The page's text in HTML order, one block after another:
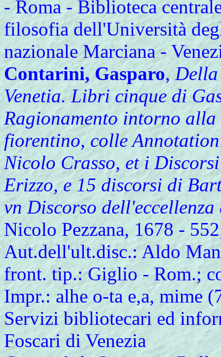
- Roma - Biblioteca
filosofia dell'Università
nazionale Marciana -
Contarini, Gasparo,
Venetia. Libri cinque di
Ragionamento intorno
fiorentino, colle
Nicolo Crasso, et i
Erizzo, e 15 discorsi di
vn Discorso
Nicolo Pezzana, 1678 -
Aut.dell'ult.disc.: Aldo
front. tip.: Giglio - Rom.;
Impr.: alhe o-ta e,a, mime
Servizi bibliotecari ed
Foscari di Venezia